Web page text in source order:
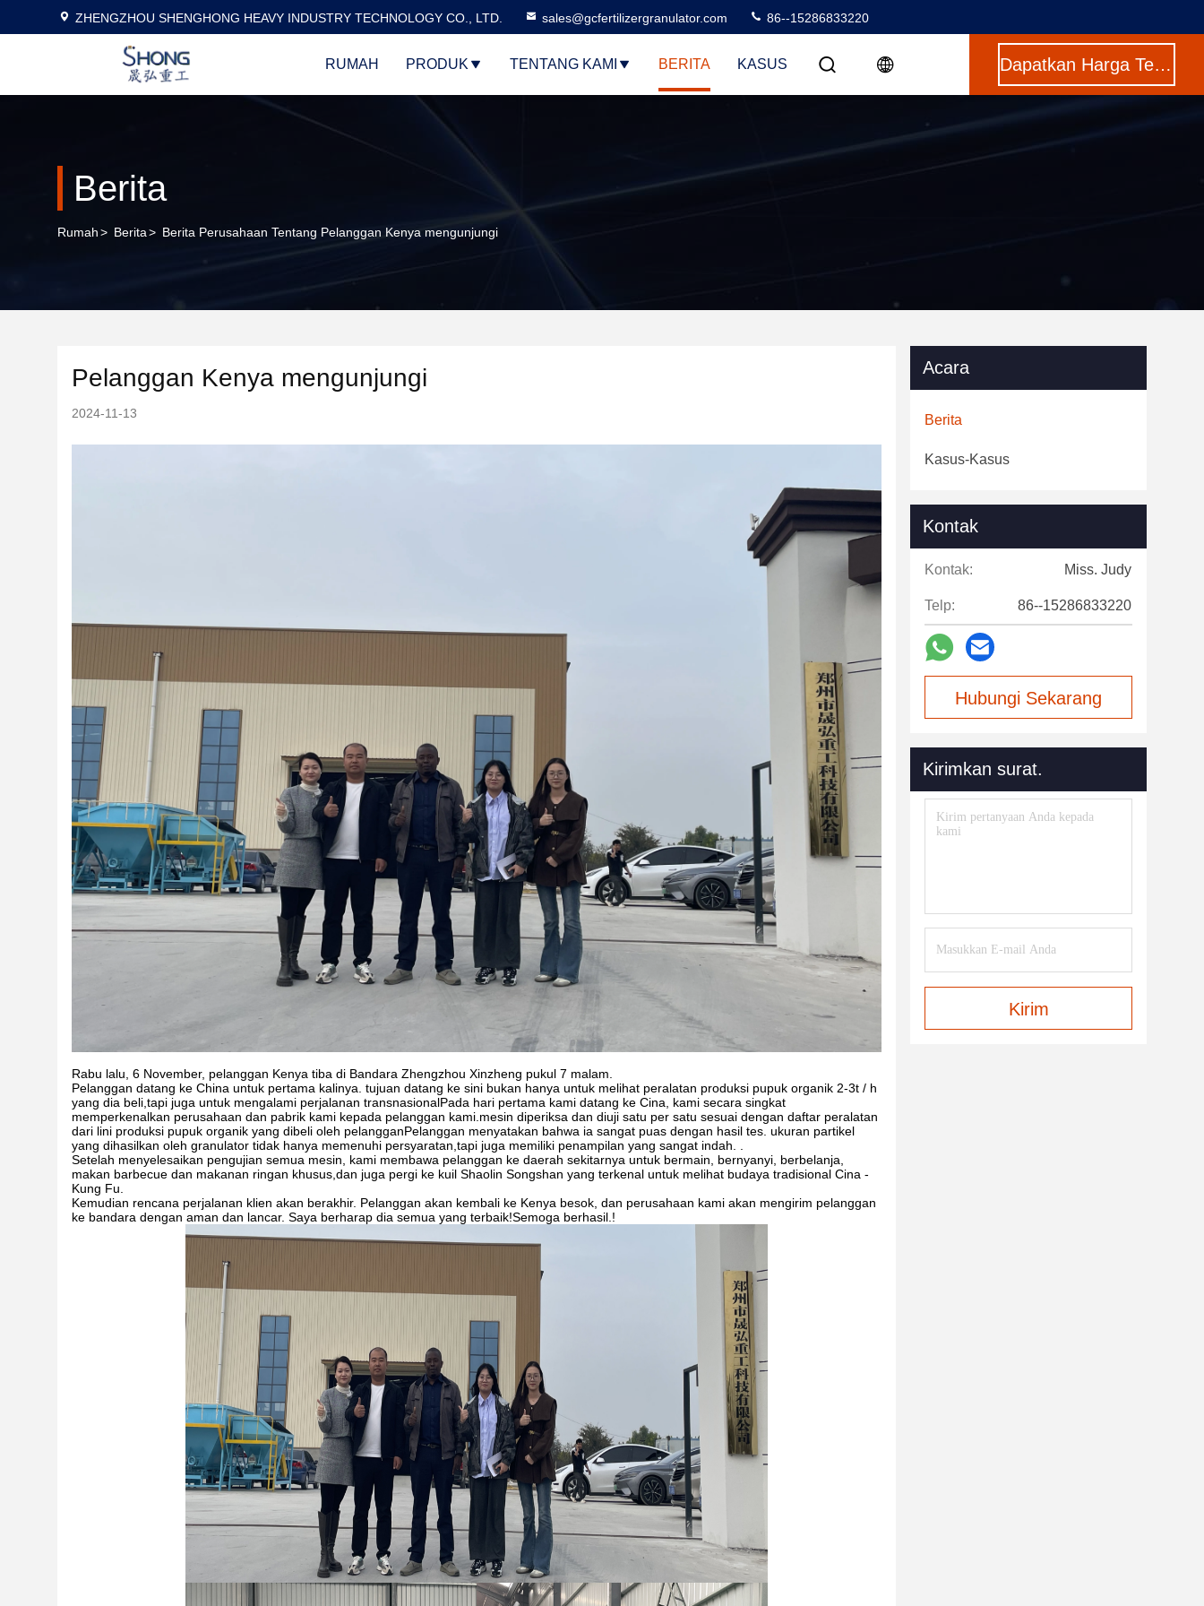
ZHENGZHOU SHENGHONG HEAVY INDUSTRY TECHNOLOGY CO., LTD. sales@gcfertilizergranulator.com 86--15286833220
RUMAH PRODUK TENTANG KAMI BERITA KASUS Dapatkan Harga Terbaik
Berita
Rumah> Berita> Berita Perusahaan Tentang Pelanggan Kenya mengunjungi
Pelanggan Kenya mengunjungi
2024-11-13
Rabu lalu, 6 November, pelanggan Kenya tiba di Bandara Zhengzhou Xinzheng pukul 7 malam.
Pelanggan datang ke China untuk pertama kalinya. tujuan datang ke sini bukan hanya untuk melihat peralatan produksi pupuk organik 2-3t / h
yang dia beli,tapi juga untuk mengalami perjalanan transnasionalPada hari pertama kami datang ke Cina, kami secara singkat
memperkenalkan perusahaan dan pabrik kami kepada pelanggan kami.mesin diperiksa dan diuji satu per satu sesuai dengan daftar peralatan
dari lini produksi pupuk organik yang dibeli oleh pelangganPelanggan menyatakan bahwa ia sangat puas dengan hasil tes. ukuran partikel
yang dihasilkan oleh granulator tidak hanya memenuhi persyaratan,tapi juga memiliki penampilan yang sangat indah. .
Setelah menyelesaikan pengujian semua mesin, kami membawa pelanggan ke daerah sekitarnya untuk bermain, bernyanyi, berbelanja,
makan barbecue dan makanan ringan khusus,dan juga pergi ke kuil Shaolin Songshan yang terkenal untuk melihat budaya tradisional Cina -
Kung Fu.
Kemudian rencana perjalanan klien akan berakhir. Pelanggan akan kembali ke Kenya besok, dan perusahaan kami akan mengirim pelanggan
ke bandara dengan aman dan lancar. Saya berharap dia semua yang terbaik!Semoga berhasil.!
Acara
Berita
Kasus-Kasus
Kontak
Kontak: Miss. Judy
Telp: 86--15286833220
Hubungi Sekarang
Kirimkan surat.
Kirim